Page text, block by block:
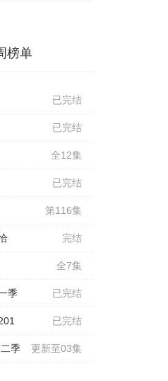
榜单
已完结
已完结
全12集
已完结
第116集
完结
全7集
已完结
季
已完结
更新至03集
季